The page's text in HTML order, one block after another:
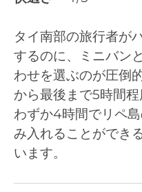
タイ南部の旅行者が
するのに、ミニバン
わせを選ぶのが圧倒
から最後まで5時間
わずか4時間でリペ
み入れることができ
います。